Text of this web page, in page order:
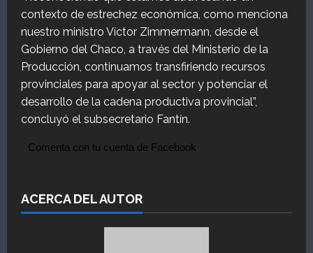
contexto de estrechez económica, como menciona
nuestro ministro Víctor Zimmermann, desde el
Gobierno del Chaco, a través del Ministerio de la
Producción, continuamos transfiriendo recursos
provinciales para apoyar al sector y potenciar el
desarrollo de la cadena productiva provincial”,
concluyó el subsecretario Fantín.
Comenta con tu cuenta de Facebook
ACERCA DEL AUTOR